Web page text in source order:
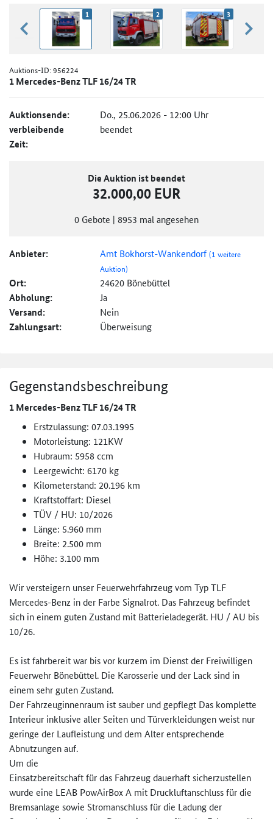
zurück blättern
1 2 3
Auktions-ID:956224
1 Mercedes-Benz TLF 16/24 TR
Auktionsende: Do., 25.06.2026 - 12:00 Uhr
verbleibende
Zeit:
beendet
Die Auktion ist beendet
32.000,00 EUR
0 Gebote | 8953 mal angesehen
Anbieter: Amt Bokhorst-Wankendorf(1 weitere
Auktion)
Ort: 24620 Bönebüttel
Abholung: Ja
Versand: Nein
Zahlungsart: Überweisung
Gegenstandsbeschreibung
1 Mercedes-Benz TLF 16/24 TR
Erstzulassung: 07.03.1995
Motorleistung: 121KW
Hubraum: 5958 ccm
Leergewicht: 6170 kg
Kilometerstand: 20.196 km
Kraftstoffart: Diesel
TÜV / HU: 10/2026
Länge: 5.960 mm
Breite: 2.500 mm
Höhe: 3.100 mm
Wir versteigern unser Feuerwehrfahrzeug vom Typ TLF
Mercedes-Benz in der Farbe Signalrot. Das Fahrzeug befindet
sich in einem guten Zustand mit Batterieladegerät. HU / AU bis
10/26.
Es ist fahrbereit war bis vor kurzem im Dienst der Freiwilligen
Feuerwehr Bönebüttel. Die Karosserie und der Lack sind in
einem sehr guten Zustand.
Der Fahrzeuginnenraum ist sauber und gepflegt Das komplette
Interieur inklusive aller Seiten und Türverkleidungen weist nur
geringe der Laufleistung und dem Alter entsprechende
Abnutzungen auf.
Um die
Einsatzbereitschaft für das Fahrzeug dauerhaft sicherzustellen
wurde eine LEAB PowAirBox A mit Druckluftanschluss für die
Bremsanlage sowie Stromanschluss für die Ladung der